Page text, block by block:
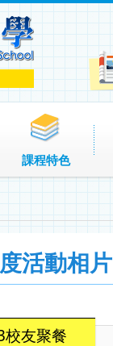
課程特色
活動相片
校友聚餐